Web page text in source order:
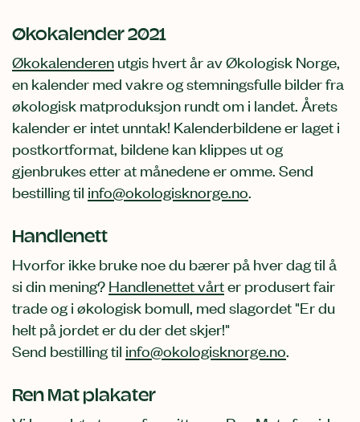
Økokalender 2021
Økokalenderen utgis hvert år av Økologisk Norge,
en kalender med vakre og stemningsfulle bilder fra
økologisk matproduksjon rundt om i landet. Årets
kalender er intet unntak! Kalenderbildene er laget i
postkortformat, bildene kan klippes ut og
gjenbrukes etter at månedene er omme. Send
bestilling til info@okologisknorge.no
Handlenett
Hvorfor ikke bruke noe du bærer på hver dag til å
si din mening? Handlenettet vårter produsert fair
trade og i økologisk bomull, med slagordet "Er du
helt på jordet er du der det skjer!"
Send bestilling til info@okologisknorge.no.
Ren Mat plakater